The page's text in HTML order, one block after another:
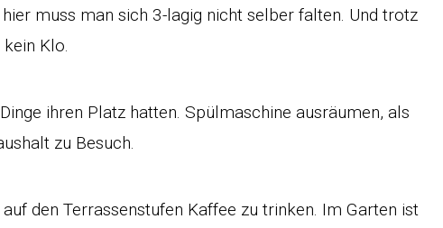
muss man sich 3-lagig nicht selber falten. Und trotz
Klo.
ihren Platz hatten. Spülmaschine ausräumen, als
zu Besuch.
den Terrassenstufen Kaffee zu trinken. Im Garten ist